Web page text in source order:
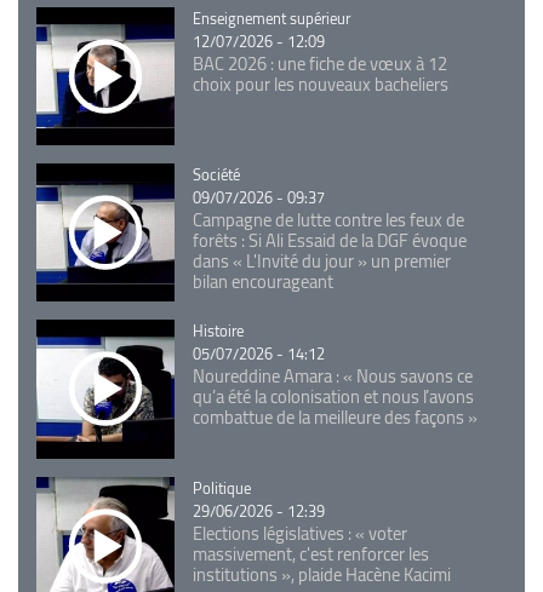
Catégorie
Enseignement supérieur
12/07/2026 - 12:09
BAC 2026 : une fiche de vœux à 12
choix pour les nouveaux bacheliers
Catégorie
Société
09/07/2026 - 09:37
Campagne de lutte contre les feux de
forêts : Si Ali Essaid de la DGF évoque
dans « L'Invité du jour » un premier
bilan encourageant
Catégorie
Histoire
05/07/2026 - 14:12
Noureddine Amara : « Nous savons ce
qu’a été la colonisation et nous l’avons
combattue de la meilleure des façons »
Catégorie
Politique
29/06/2026 - 12:39
Elections législatives : « voter
massivement, c'est renforcer les
institutions », plaide Hacène Kacimi